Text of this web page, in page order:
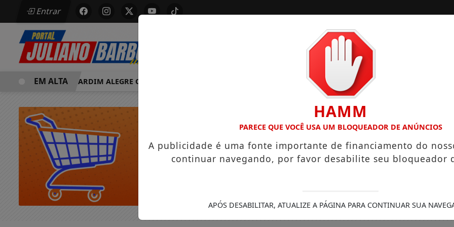
Entrar
INÍCIO
MORRE EM JARDIM ALEGRE OSVALDO PEDRO DOS SANTOS, O “NEGUINHO DA COXINHA”, QUE VIRALIZOU COM FRASE
EM ALTA
HAMM
PARECE QUE VOCÊ USA UM BLOQUEADOR DE ANÚNCIOS
A publicidade é uma fonte importante de financiamento do
continuar navegando, por favor desabilite seu bloqueador
APÓS DESABILITAR, ATUALIZE A PÁGINA PARA CONTINUAR SUA